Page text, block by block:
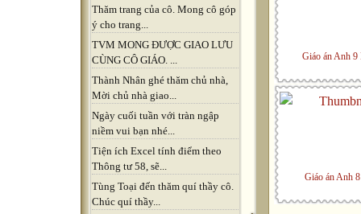
Thăm trang của cô. Mong cô góp
ý cho trang...
TVM MONG ĐƯỢC GIAO LƯU
CÙNG CÔ GIÁO. ...
Thành Nhân ghé thăm chủ nhà,
Mời chủ nhà giao...
Ngày cuối tuần với tràn ngập
niềm vui bạn nhé...
Tiện ích Excel tính điểm theo
Thông tư 58, sẽ...
Tùng Toại đến thăm quí thầy cô.
Chúc quí thầy...
Giáo án Anh
Giáo án Anh